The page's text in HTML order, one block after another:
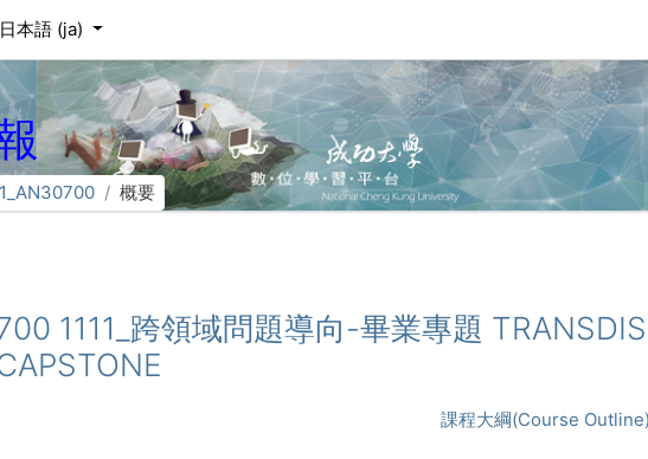
日本語 ‎(ja)‎
概要
1111_跨領域問題導向-畢業專題
課程大綱(Course Outline)